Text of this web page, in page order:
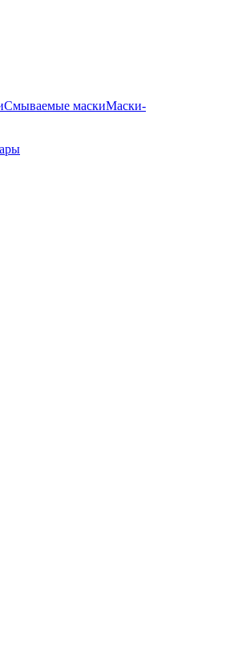
Смываемые маскиМаски-